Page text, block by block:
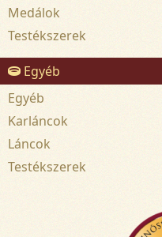
Medálok
Testékszerek
Egyéb
Egyéb
Karláncok
Láncok
Testékszerek